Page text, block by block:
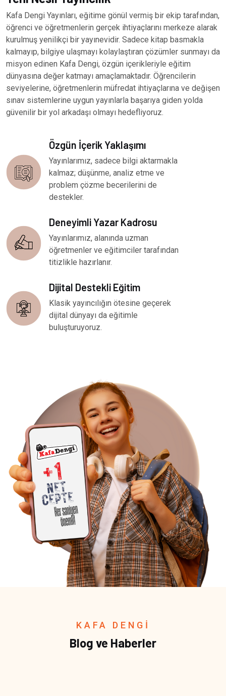
Kafa Dengi Yayınları, eğitime gönül vermiş bir ekip tarafından,
öğrenci ve öğretmenlerin gerçek ihtiyaçlarını merkeze alarak
kurulmuş yenilikçi bir yayınevidir. Sadece kitap basmakla
kalmayıp, bilgiye ulaşmayı kolaylaştıran çözümler sunmayı da
misyon edinen Kafa Dengi, özgün içerikleriyle eğitim
dünyasına değer katmayı amaçlamaktadır. Öğrencilerin
seviyelerine, öğretmenlerin müfredat ihtiyaçlarına ve değişen
sınav sistemlerine uygun yayınlarla başarıya giden yolda
güvenilir bir yol arkadaşı olmayı hedefliyoruz.
Özgün İçerik Yaklaşımı
Yayınlarımız, sadece bilgi aktarmakla
kalmaz; düşünme, analiz etme ve
problem çözme becerilerini de
destekler.
Deneyimli Yazar Kadrosu
Yayınlarımız, alanında uzman
öğretmenler ve eğitimciler tarafından
titizlikle hazırlanır.
Dijital Destekli Eğitim
Klasik yayıncılığın ötesine geçerek
dijital dünyayı da eğitimle
buluşturuyoruz.
KAFA DENGİ
Blog ve Haberler